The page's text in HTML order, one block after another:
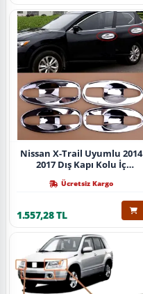
Nissan X-Trail Uyumlu 2014
2017 Dış Kapı Kolu İç
Ücretsiz Kargo
1.557,28 TL